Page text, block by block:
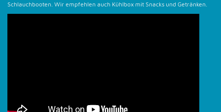
Schlauchbooten. Wir empfehlen auch Kühlbox mit Snacks und Getränken.